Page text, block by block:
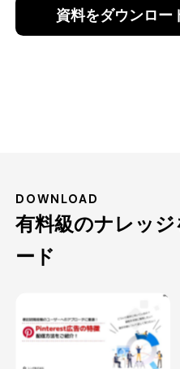
DOWNLOAD
有料級のナレッ
ード